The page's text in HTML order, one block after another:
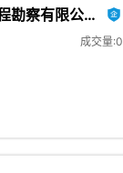
勘察有限公
成交量:0